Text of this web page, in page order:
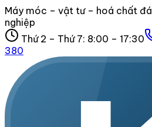
Máy móc – vật tư – hoá chất
nghiệp
Thứ 2 – Thứ 7: 8:00 – 17:30
380